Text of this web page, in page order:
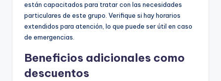
están capacitados para tratar con las necesidades
particulares de este grupo. Verifique si hay horarios
extendidos para atención, lo que puede ser útil en caso
de emergencias.
Beneficios adicionales como
descuentos